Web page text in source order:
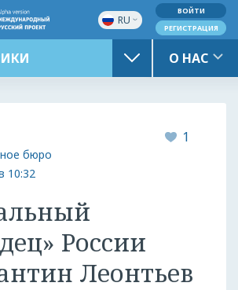
RU
ВОЙТИ
РЕГИСТРАЦИЯ
О НАС
бюро
10:32
1
России
Леонтьев